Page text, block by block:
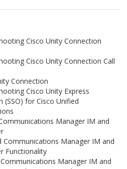
Cisco Unity Connection
Cisco Unity Connection Call
Connection
Cisco Unity Express
(SSO) for Cisco Unified
Manager IM and
Communications Manager IM and
Functionality
Manager IM and